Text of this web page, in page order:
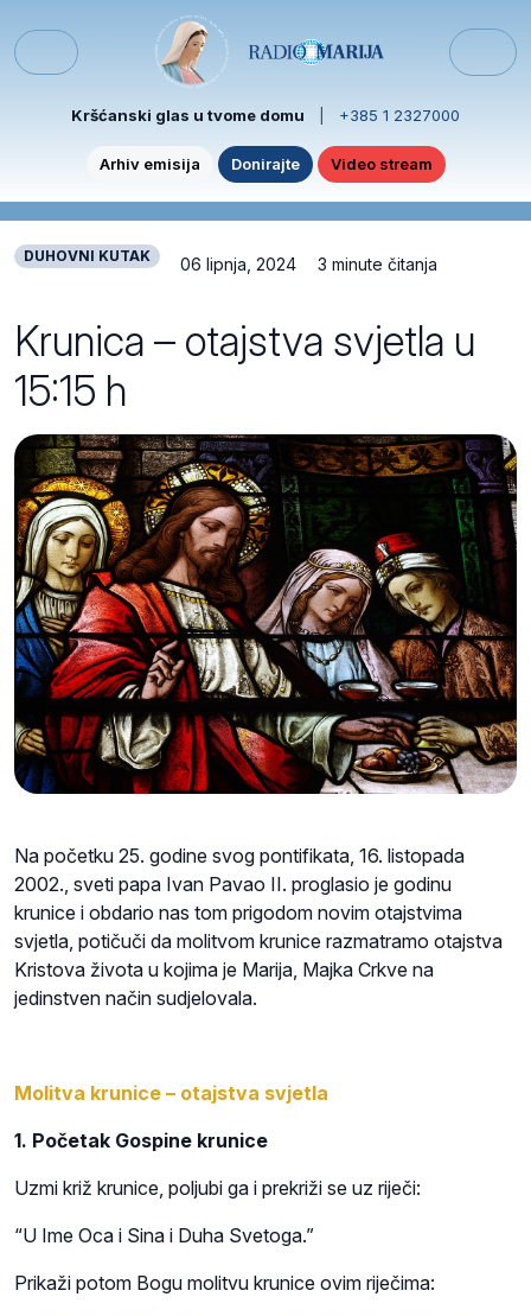
Menu
Kršćanski glas u tvome domu +385 1 2327000
Arhiv emisija Donirajte Video stream
DUHOVNI KUTAK 06 lipnja, 2024 3 minute čitanja
Krunica – otajstva svjetla u
15:15 h
Na početku 25. godine svog pontifikata, 16. listopada
2002., sveti papa Ivan Pavao II. proglasio je godinu
krunice i obdario nas tom prigodom novim otajstvima
svjetla, potičuči da molitvom krunice razmatramo otajstva
Kristova života u kojima je Marija, Majka Crkve na
jedinstven način sudjelovala.
Molitva krunice – otajstva svjetla
1. Početak Gospine krunice
Uzmi križ krunice, poljubi ga i prekriži se uz riječi:
“U Ime Oca i Sina i Duha Svetoga.”
Prikaži potom Bogu molitvu krunice ovim riječima: